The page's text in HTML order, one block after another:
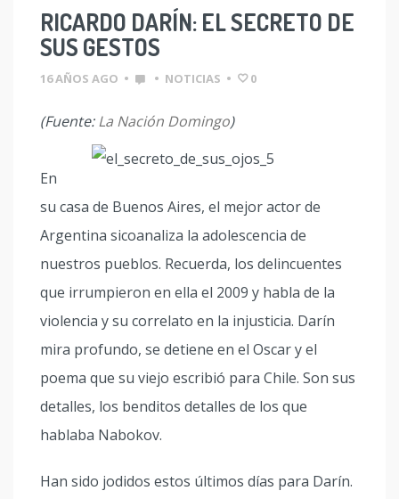
RICARDO DARÍN: EL SECRETO DE
SUS GESTOS
16 AÑOS AGO • • NOTICIAS • 0
(Fuente:La Nación Domingo)
En
su casa de Buenos Aires, el mejor actor de
Argentina sicoanaliza la adolescencia de
nuestros pueblos. Recuerda, los delincuentes
que irrumpieron en ella el 2009 y habla de la
violencia y su correlato en la injusticia. Darín
mira profundo, se detiene en el Oscar y el
poema que su viejo escribió para Chile. Son sus
detalles, los benditos detalles de los que
hablaba Nabokov.
Han sido jodidos estos últimos días para Darín.